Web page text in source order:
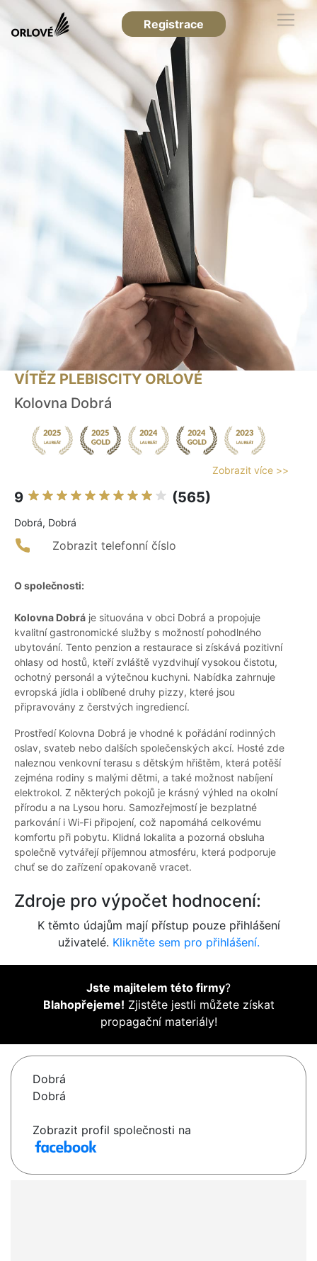
Registrace
VÍTĚZ PLEBISCITY ORLOVÉ
Kolovna Dobrá
Zobrazit více >>
9 (565)
Dobrá, Dobrá
Zobrazit telefonní číslo
O společnosti:
Kolovna Dobrá je situována v obci Dobrá a propojuje
kvalitní gastronomické služby s možností pohodlného
ubytování. Tento penzion a restaurace si získává pozitivní
ohlasy od hostů, kteří zvláště vyzdvihují vysokou čistotu,
ochotný personál a výtečnou kuchyni. Nabídka zahrnuje
evropská jídla i oblíbené druhy pizzy, které jsou
připravovány z čerstvých ingrediencí.
Prostředí Kolovna Dobrá je vhodné k pořádání rodinných
oslav, svateb nebo dalších společenských akcí. Hosté zde
naleznou venkovní terasu s dětským hřištěm, která potěší
zejména rodiny s malými dětmi, a také možnost nabíjení
elektrokol. Z některých pokojů je krásný výhled na okolní
přírodu a na Lysou horu. Samozřejmostí je bezplatné
parkování i Wi-Fi připojení, což napomáhá celkovému
komfortu při pobytu. Klidná lokalita a pozorná obsluha
společně vytvářejí příjemnou atmosféru, která podporuje
chuť se do zařízení opakovaně vracet.
Zdroje pro výpočet hodnocení:
K těmto údajům mají přístup pouze přihlášení
uživatelé. Klikněte sem pro přihlášení.
Jste majitelem této firmy?
Blahopřejeme! Zjistěte jestli můžete získat
propagační materiály!
Dobrá
Dobrá
Zobrazit profil společnosti na